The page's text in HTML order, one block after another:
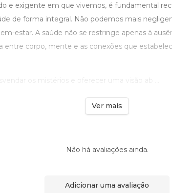
e exigente em que vivemos, é fundamental
de forma integral. Não podemos mais
estar. A saúde não se restringe apenas à
entre corpo, mente e as conexões que
os mistérios e oferecer uma visão ab ...
Ver mais
Não há avaliações ainda.
Adicionar uma avaliação